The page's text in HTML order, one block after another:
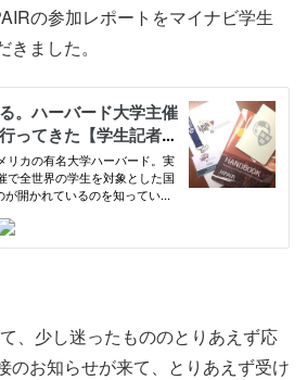
の参加レポートをマイナビ学生
ました。
、少し迷ったもののとりあえず応
のお知らせが来て、とりあえず受け